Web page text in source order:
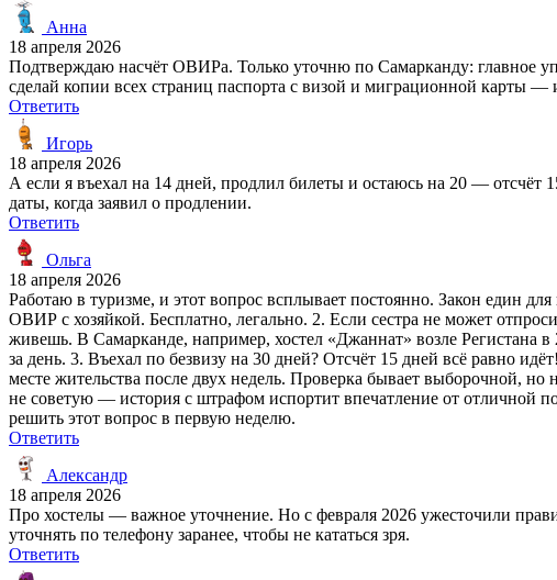
Анна
18 апреля 2026
Подтверждаю насчёт ОВИРа. Только уточню по Самарканду: главное
сделай копии всех страниц паспорта с визой и миграционной карты —
Ответить
Игорь
18 апреля 2026
А если я въехал на 14 дней, продлил билеты и остаюсь на 20 —
даты, когда заявил о продлении.
Ответить
Ольга
18 апреля 2026
Работаю в туризме, и этот вопрос всплывает постоянно. Закон един
ОВИР с хозяйкой. Бесплатно, легально. 2. Если сестра не может
живешь. В Самарканде, например, хостел «Джаннат» возле Регистана
за день. 3. Въехал по безвизу на 30 дней? Отсчёт 15 дней всё равно
месте жительства после двух недель. Проверка бывает выборочной, но
не советую — история с штрафом испортит впечатление от отличной
решить этот вопрос в первую неделю.
Ответить
Александр
18 апреля 2026
Про хостелы — важное уточнение. Но с февраля 2026 ужесточили
уточнять по телефону заранее, чтобы не кататься зря.
Ответить